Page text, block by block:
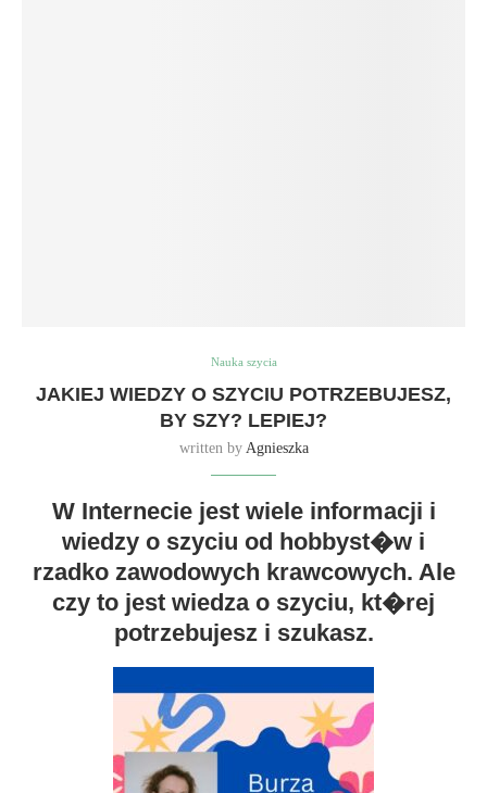
Nauka szycia
JAKIEJ WIEDZY O SZYCIU POTRZEBUJESZ,
BY SZY? LEPIEJ?
written by Agnieszka
W Internecie jest wiele informacji i
wiedzy o szyciu od hobbyst�w i
rzadko zawodowych krawcowych. Ale
czy to jest wiedza o szyciu, kt�rej
potrzebujesz i szukasz.